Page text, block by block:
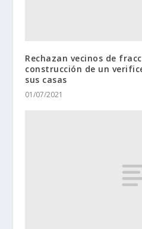
Rechazan vecinos de
construcción de un
sus casas
01/07/2021